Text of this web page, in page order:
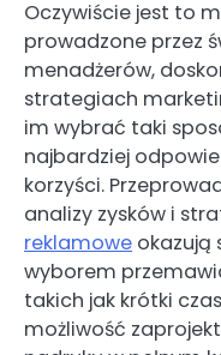
Oczywiście jest to
prowadzone przez
menadżerów,
strategiach
im wybrać taki
najbardziej
korzyści.
analizy zysków i
reklamowe okazują
wyborem
takich jak krótki
możliwość